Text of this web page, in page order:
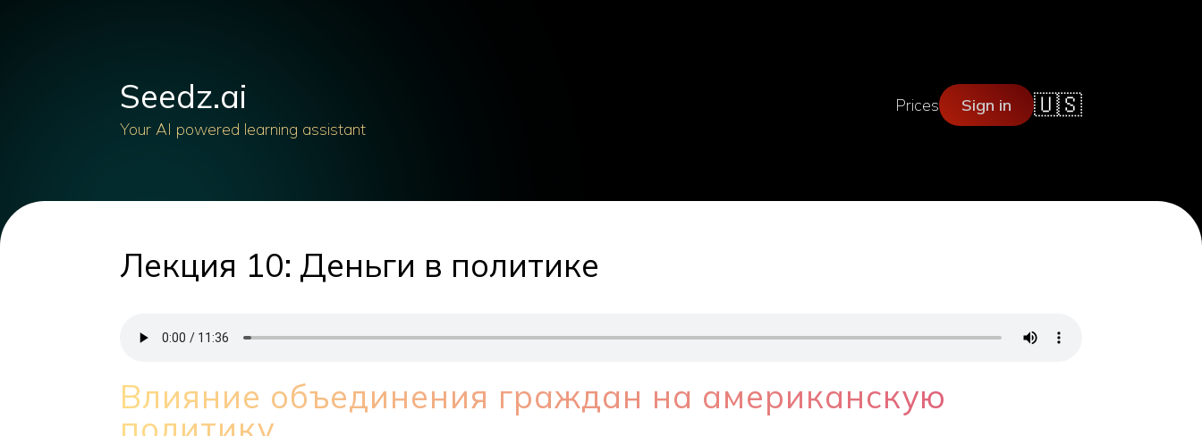
Seedz.ai
Your AI powered learning assistant
Prices Sign in 🇺🇸
Лекция 10: Деньги в политике
Влияние объединения граждан на американскую